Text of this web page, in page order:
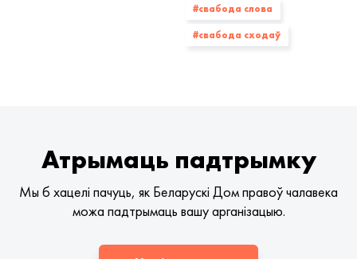
#свабода слова
#свабода сходаў
Атрымаць падтрымку
Мы б хацелі пачуць, як Беларускі Дом правоў чалавека
можа падтрымаць вашу арганізацыю.